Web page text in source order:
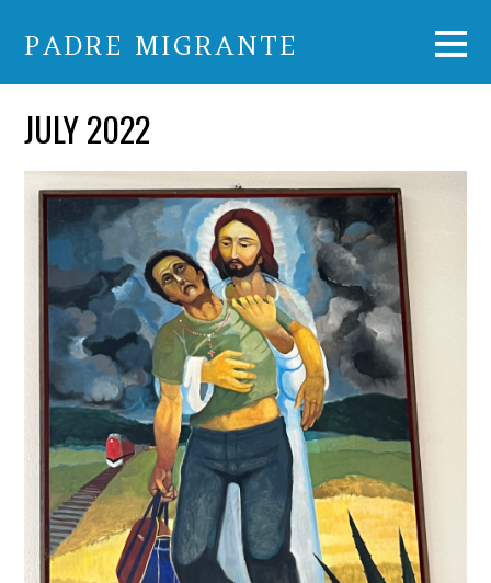
PADRE MIGRANTE
JULY 2022